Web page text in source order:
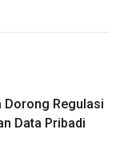
Dorong Regulasi
Data Pribadi